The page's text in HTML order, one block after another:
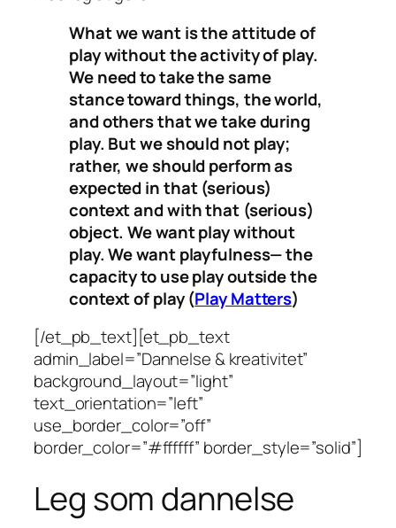
What we want is the attitude of
play without the activity of play.
We need to take the same
stance toward things, the world,
and others that we take during
play. But we should not play;
rather, we should perform as
expected in that (serious)
context and with that (serious)
object. We want play without
play. We want playfulness— the
capacity to use play outside the
context of play (Play Matters)
[/et_pb_text][et_pb_text
admin_label=”Dannelse & kreativitet”
background_layout=”light”
text_orientation=”left”
use_border_color=”off”
border_color=”#ffffff” border_style=”solid”]
Leg som dannelse